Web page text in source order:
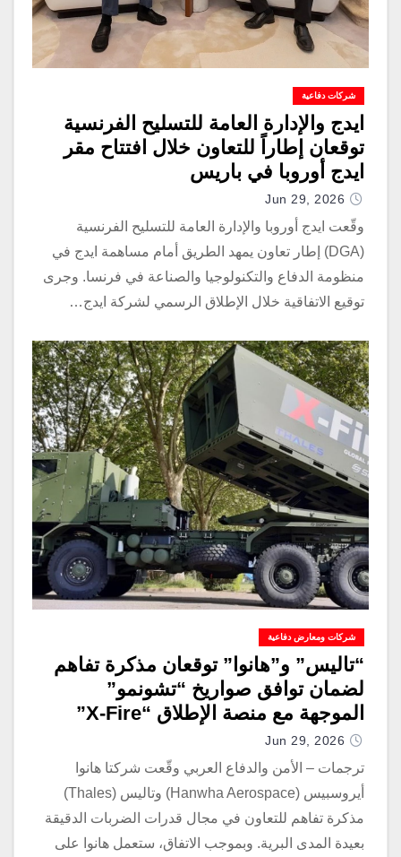
شركات دفاعية
ايدج والإدارة العامة للتسليح الفرنسية
توقعان إطاراً للتعاون خلال افتتاح مقر
ايدج أوروبا في باريس
Jun 29, 2026
وقّعت ايدج أوروبا والإدارة العامة للتسليح الفرنسية
(DGA) إطار تعاون يمهد الطريق أمام مساهمة ايدج في
منظومة الدفاع والتكنولوجيا والصناعة في فرنسا. وجرى
توقيع الاتفاقية خلال الإطلاق الرسمي لشركة ايدج…
شركات ومعارض دفاعية
“تاليس” و”هانوا” توقعان مذكرة تفاهم
لضمان توافق صواريخ “تشونمو”
الموجهة مع منصة الإطلاق “X-Fire”
Jun 29, 2026
ترجمات – الأمن والدفاع العربي وقّعت شركتا هانوا
أيروسبيس (Hanwha Aerospace) وتاليس (Thales)
مذكرة تفاهم للتعاون في مجال قدرات الضربات الدقيقة
بعيدة المدى البرية. وبموجب الاتفاق، ستعمل هانوا على